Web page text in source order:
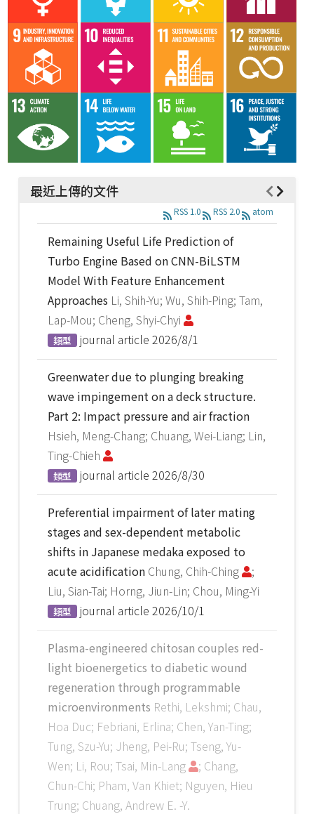
最近上傳的文件
RSS 1.0 RSS 2.0 atom
Remaining Useful Life Prediction of
Turbo Engine Based on CNN-BiLSTM
Model With Feature Enhancement
Approaches Li, Shih-Yu; Wu, Shih-Ping; Tam,
Lap-Mou; Cheng, Shyi-Chyi
類型 journal article 2026/8/1
Greenwater due to plunging breaking
wave impingement on a deck structure.
Part 2: Impact pressure and air fraction
Hsieh, Meng-Chang; Chuang, Wei-Liang; Lin,
Ting-Chieh
類型 journal article 2026/8/30
Preferential impairment of later mating
stages and sex-dependent metabolic
shifts in Japanese medaka exposed to
acute acidification Chung, Chih-Ching
;
Liu, Sian-Tai; Horng, Jiun-Lin; Chou, Ming-Yi
類型 journal article 2026/10/1
Plasma-engineered chitosan couples red-
light bioenergetics to diabetic wound
regeneration through programmable
microenvironments Rethi, Lekshmi; Chau,
Hoa Duc; Febriani, Erlina; Chen, Yan-Ting;
Tung, Szu-Yu; Jheng, Pei-Ru; Tseng, Yu-
Wen; Li, Rou; Tsai, Min-Lang
; Chang,
Chun-Chi; Pham, Van Khiet; Nguyen, Hieu
Trung; Chuang, Andrew E. -Y.